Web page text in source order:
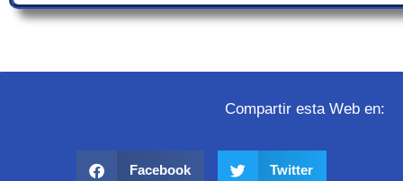
Compartir esta Web en:
Facebook Twitter